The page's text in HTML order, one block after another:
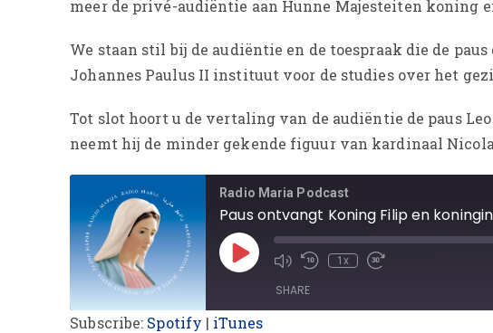
meer de privé-audiëntie aan Hunne Majesteiten koning
We staan stil bij de audiëntie en de toespraak die de
Johannes Paulus II instituut voor de studies over het
Tot slot hoort u de vertaling van de audiëntie de paus
neemt hij de minder gekende figuur van kardinaal Nicola
Radio Maria Podcast
1x
SHARE
Subscribe: Spotify | iTunes